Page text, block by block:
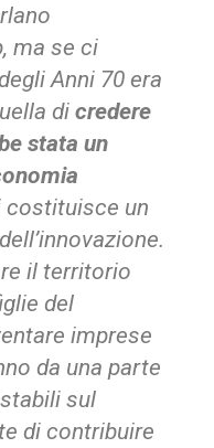
ma se ci
Anni 70 era
di credere
stata un
costituisce un
il territorio
del
imprese
da una parte
sul
di contribuire